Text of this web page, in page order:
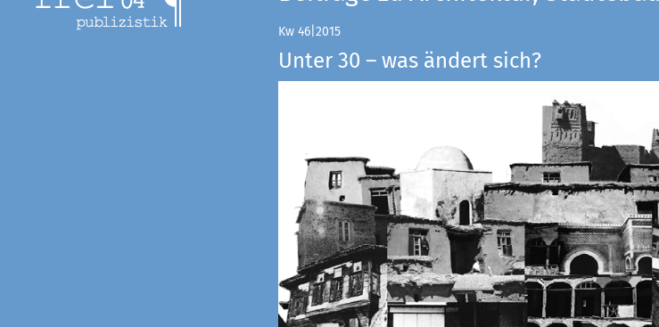
Kw 46|2015
Unter 30 – was ändert sich?